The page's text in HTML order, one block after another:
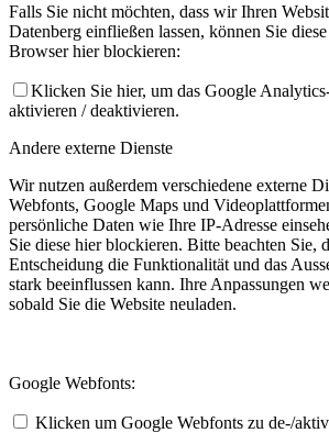
Falls Sie nicht möchten, dass wir Ihren
Datenberg einfließen lassen, können Sie
Browser hier blockieren:
Klicken Sie hier, um das Google
aktivieren / deaktivieren.
Andere externe Dienste
Wir nutzen außerdem verschiedene externe
Webfonts, Google Maps und
persönliche Daten wie Ihre IP-Adresse
Sie diese hier blockieren. Bitte beachten Sie,
Entscheidung die Funktionalität und das
stark beeinflussen kann. Ihre Anpassungen
sobald Sie die Website neuladen.
Google Webfonts:
Klicken um Google Webfonts zu de-/